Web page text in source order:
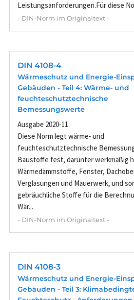
Leistungsanforderungen.Für diese
- DIN-Norm im Originaltext -
DIN 4108-4
Wärmeschutz und Energie-
Gebäuden - Teil 4: Wärme- und
feuchteschutztechnische
Bemessungswerte
Ausgabe 2020-11
Diese Norm legt wärme- und
feuchteschutztechnische
Baustoffe fest, darunter werkmäßig
Wärmedämmstoffe, Fenster,
Verglasungen und Mauerwerk, und
gebräuchliche Stoffe für die
Wär...
- DIN-Norm im Originaltext -
DIN 4108-3
Wärmeschutz und Energie-
Gebäuden - Teil 3: